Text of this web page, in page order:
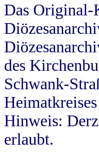
Das Original-
des
Schwank-
Hinweis:
erlaubt.